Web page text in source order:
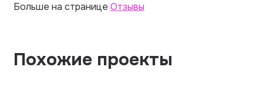
Больше на странице Отзывы
Похожие проекты